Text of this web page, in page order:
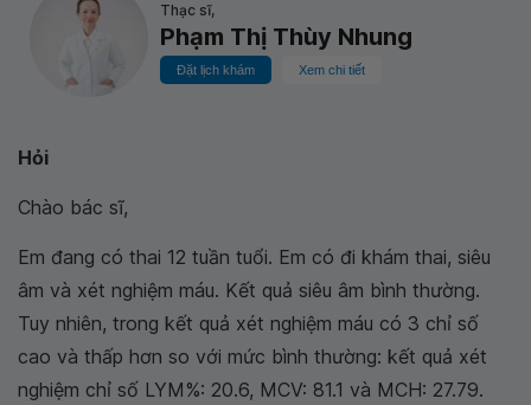
Thạc sĩ,
Phạm Thị Thùy Nhung
Đặt lịch khám Xem chi tiết
Hỏi
Chào bác sĩ,
Em đang có thai 12 tuần tuổi. Em có đi khám thai, siêu
âm và xét nghiệm máu. Kết quả siêu âm bình thường.
Tuy nhiên, trong kết quả xét nghiệm máu có 3 chỉ số
cao và thấp hơn so với mức bình thường: kết quả xét
nghiệm chỉ số LYM%: 20.6, MCV: 81.1 và MCH: 27.79.